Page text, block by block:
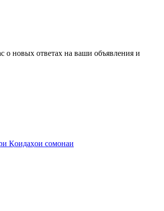
о новых ответах на ваши объявления и
Қоидаҳои сомонаи